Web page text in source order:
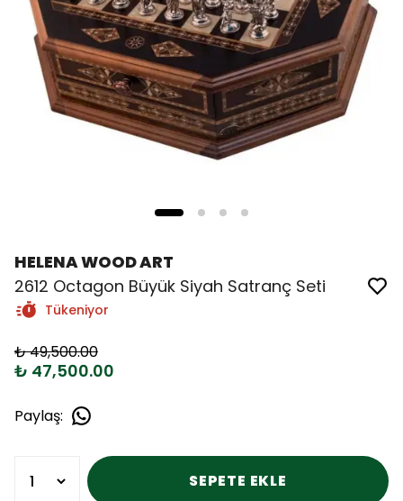
HELENA WOOD ART
2612 Octagon Büyük Siyah Satranç Seti
Tükeniyor
₺ 49,500.00
₺ 47,500.00
Paylaş:
SEPETE EKLE